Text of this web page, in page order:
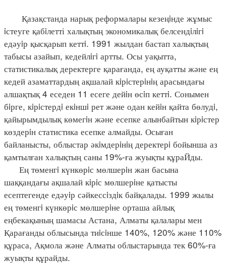
Қазақстанда нарық реформалары кезеңiнде жұмыс
iстеуге қабiлетті халықтың экономикалық белсендiлiгi
едәуiр қысқарып кеттi. 1991 жылдан бастап халықтың
табысы азайып, кедейлiгi артты. Осы уақытта,
статистикалық деректерге қарағанда, ең ауқатты және ең
кедей азаматтардың ақшалай кiрiстерiнiң арасындағы
алшақтық 4 еседен 11 есеге дейiн өсiп кеттi. Сонымен
бiрге, кiрiстердi екiншi рет және одан кейiн қайта бөлудi,
қайырымдылық көмегiн және есепке алынбайтын кiрiстер
көздерiн статистика есепке алмайды. Осыған
байланысты, облыстар әкiмдерiнiң деректерi бойынша аз
қамтылған халықтың саны 19%-ға жуықты құраЙды.
Ең төменгi күнкөрiс мөлшерiн жан басына
шаққандағы ақшалай кiрiс мөлшерiне қатысты
есептегенде едәуiр сәйкессiздiк байқалады. 1999 жылы
ең төменгi күнкөрiс мөлшерiне орташа айлық
еңбекақының шамасы Астана, Алматы қалалары мен
Қарағанды облысында тиiсiнше 140%, 120% және 110%
құраса, Ақмола және Алматы облыстарында тек 60%-ға
жуықты құрайды.